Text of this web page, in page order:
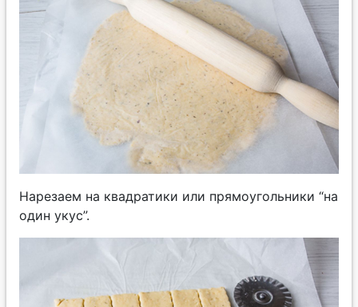
Нарезаем на квадратики или прямоугольники “на
один укус”.